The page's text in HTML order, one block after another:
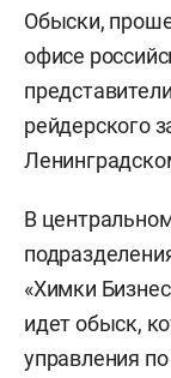
Обыски,
офисе
рейдерского
В
«Химки
идет обыск,
управления